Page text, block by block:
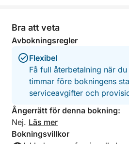
Bra att veta
Avbokningsregler
Flexibel
Få full återbetalning när
timmar före bokningens
serviceavgifter och
Ångerrätt för denna bokning:
Nej. Läs mer
Bokningsvillkor